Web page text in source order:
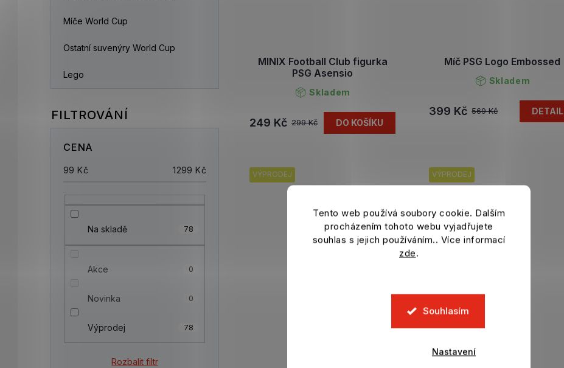
Tento web používá soubory cookie. Dalším
procházením tohoto webu vyjadřujete
souhlas s jejich používáním.. Více informací
zde.
Souhlasím
Nastavení
Míče World Cup
Ostatní suvenýry World Cup
Lego
CENA
99 Kč 1299 Kč
Na skladě 78
Akce 0
Novinka 0
Výprodej 78
Rozbalit filtr
MINIX Football Club figurka
PSG Asensio
Skladem
299 Kč
249 Kč DO KOŠÍKU
Míč PSG Logo Embossed
Skladem
569 Kč
399 Kč DETAIL
VÝPRODEJ VÝPRODEJ